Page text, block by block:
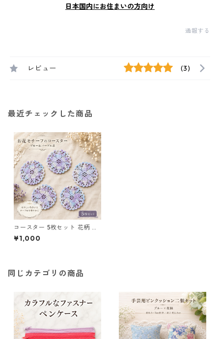
日本国内にお住まいの方向け
通報する
レビュー (3)
最近チェックした商品
コースター 5枚セット 花柄 レ
ース 手編み ブルー パープル s
2 ギフト
¥1,000
同じカテゴリの商品